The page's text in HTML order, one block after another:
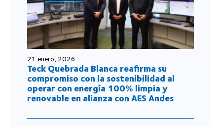
21 enero, 2026
Teck Quebrada Blanca reafirma su
compromiso con la sostenibilidad al
operar con energía 100% limpia y
renovable en alianza con AES Andes